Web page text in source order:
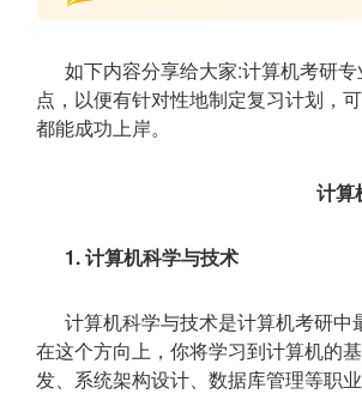
如下内容分享给大家:计算机考研
点，以便有针对性地制定复习计划，
都能成功上岸。
计算
1. 计算机科学与技术
计算机科学与技术是计算机考研
在这个方向上，你将学习到计算机的
发、系统架构设计、数据库管理等职业